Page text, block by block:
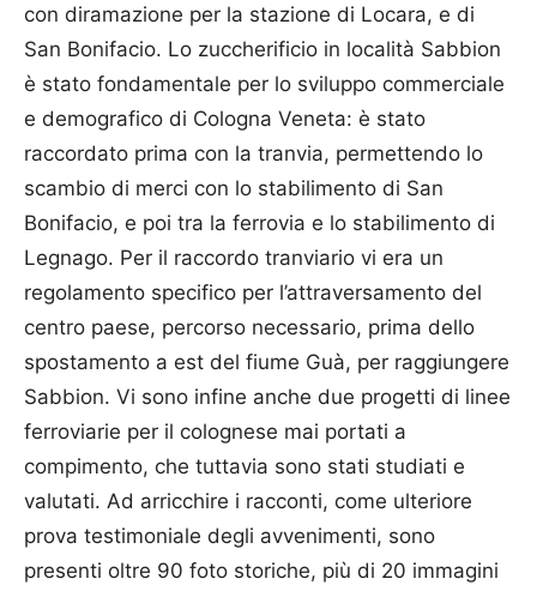
con diramazione per la stazione di Locara, e di
San Bonifacio. Lo zuccherificio in località Sabbion
è stato fondamentale per lo sviluppo commerciale
e demografico di Cologna Veneta: è stato
raccordato prima con la tranvia, permettendo lo
scambio di merci con lo stabilimento di San
Bonifacio, e poi tra la ferrovia e lo stabilimento di
Legnago. Per il raccordo tranviario vi era un
regolamento specifico per l’attraversamento del
centro paese, percorso necessario, prima dello
spostamento a est del fiume Guà, per raggiungere
Sabbion. Vi sono infine anche due progetti di linee
ferroviarie per il colognese mai portati a
compimento, che tuttavia sono stati studiati e
valutati. Ad arricchire i racconti, come ulteriore
prova testimoniale degli avvenimenti, sono
presenti oltre 90 foto storiche, più di 20 immagini